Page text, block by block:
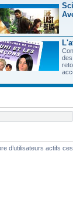
d’utilisateurs actifs